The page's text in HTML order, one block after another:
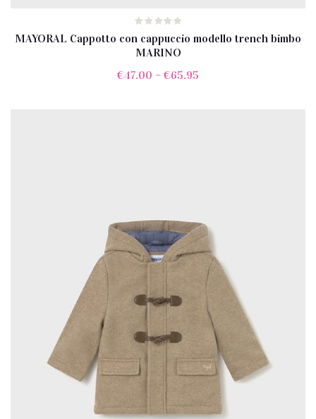
MAYORAL Cappotto con cappuccio modello trench bimbo
MARINO
€47.00 – €65.95